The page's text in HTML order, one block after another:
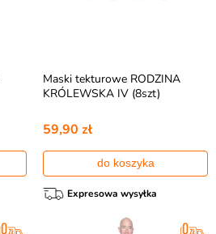
Maski tekturowe RODZINA
KRÓLEWSKA IV (8szt)
59,90 zł
do koszyka
Expresowa wysyłka